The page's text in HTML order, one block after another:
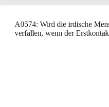
A0574: Wird die irdische
verfallen, wenn der